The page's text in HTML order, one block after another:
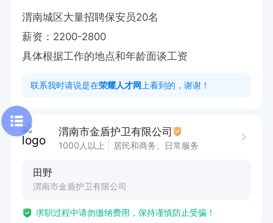
渭南城区大量招聘保安员20名
薪资：2200-2800
具体根据工作的地点和年龄面谈工资
联系我时请说是在荣耀人才网 上看到的，谢谢！
渭南市金盾护卫有限公司
1000人以上 居民和商务、日常服务
田野
渭南市金盾护卫有限公司
求职过程中请勿缴纳费用，保持谨慎防止受骗！